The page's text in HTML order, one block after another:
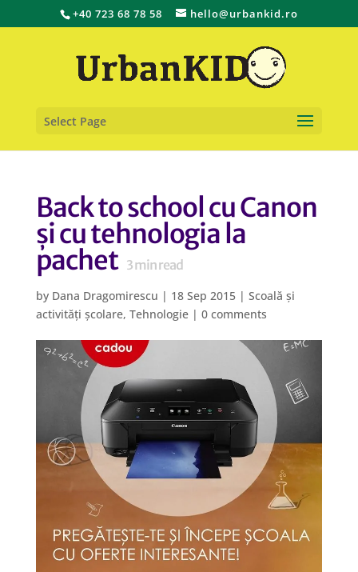
+40 723 68 78 58 hello@urbankid.ro
Select Page
Back to school cu Canon
și cu tehnologia la
pachet 3min read
by Dana Dragomirescu | 18 Sep 2015| Scoală și
activități școlare, Tehnologie| 0 comments